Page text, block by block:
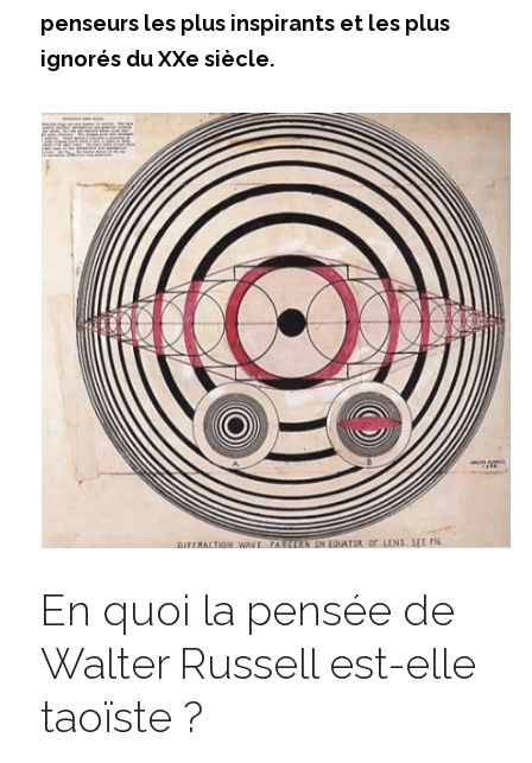
penseurs les plus inspirants et les plus
ignorés du XXe siècle.
En quoi la pensée de
Walter Russell est-elle
taoïste ?